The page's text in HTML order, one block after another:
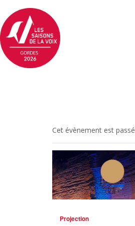
la voix
Archives
Contacts
Cet évènement est passé
Projection